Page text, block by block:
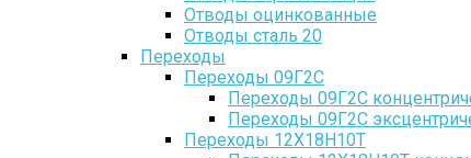
Отводы оцинкованные
Отводы сталь 20
Переходы
Переходы 09Г2С
Переходы 09Г2С
Переходы 09Г2С
Переходы 12Х18Н10Т